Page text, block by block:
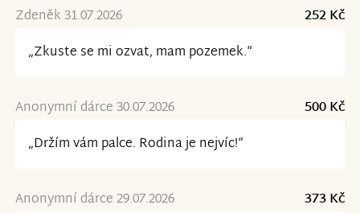
Zdeněk 31.07.2026
252 Kč
„Zkuste se mi ozvat, mam pozemek.“
Anonymní dárce 30.07.2026
500 Kč
„Držím vám palce. Rodina je nejvíc!“
Anonymní dárce 29.07.2026
373 Kč